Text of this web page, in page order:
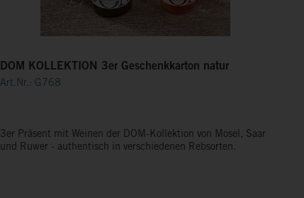
DOM KOLLEKTION 3er Geschenkkarton natur
Art.Nr.: G768
3er Präsent mit Weinen der DOM-Kollektion von Mosel, Saar
und Ruwer - authentisch in verschiedenen Rebsorten.